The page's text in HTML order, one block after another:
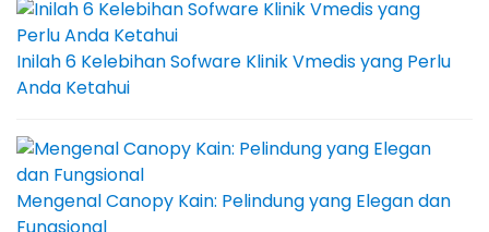
Inilah 6 Kelebihan Sofware Klinik Vmedis yang Perlu
Anda Ketahui
Mengenal Canopy Kain: Pelindung yang Elegan dan
Fungsional